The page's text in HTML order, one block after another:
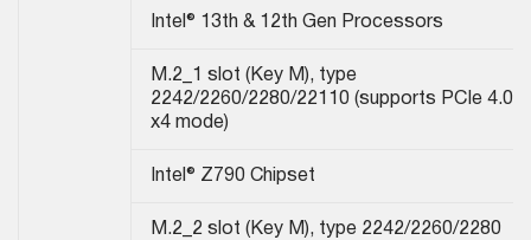
Intel® 13th & 12th Gen Processors
M.2_1 slot (Key M), type
2242/2260/2280/22110 (supports PCIe 4.0
x4 mode)
Intel® Z790 Chipset
M.2_2 slot (Key M), type 2242/2260/2280